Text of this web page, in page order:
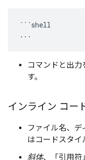
```shell
コマンドと出
す。
インライン コー
ファイル名、
はコードスタイ
斜体、「引用符